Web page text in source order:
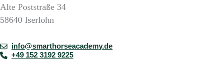
Alte Poststraße 34
58640 Iserlohn
info@smarthorseacademy.de
+49 152 3192 9225